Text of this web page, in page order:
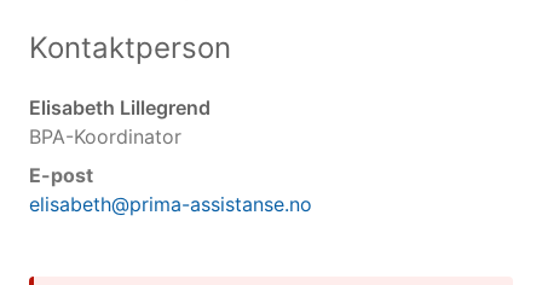
Kontaktperson
Elisabeth Lillegrend
BPA-Koordinator
E-post
elisabeth@prima-assistanse.no